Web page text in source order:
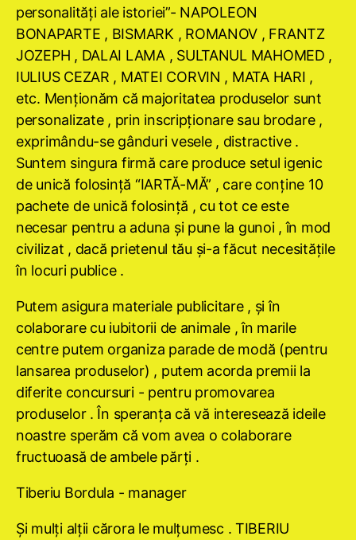
personalităţi ale istoriei”- NAPOLEON
BONAPARTE , BISMARK , ROMANOV , FRANTZ
JOZEPH , DALAI LAMA , SULTANUL MAHOMED ,
IULIUS CEZAR , MATEI CORVIN , MATA HARI ,
etc. Menţionăm că majoritatea produselor sunt
personalizate , prin inscripţionare sau brodare ,
exprimându-se gânduri vesele , distractive .
Suntem singura firmă care produce setul igenic
de unică folosinţă “IARTĂ-MĂ” , care conţine 10
pachete de unică folosinţă , cu tot ce este
necesar pentru a aduna şi pune la gunoi , în mod
civilizat , dacă prietenul tău şi-a făcut necesităţile
în locuri publice .
Putem asigura materiale publicitare , şi în
colaborare cu iubitorii de animale , în marile
centre putem organiza parade de modă (pentru
lansarea produselor) , putem acorda premii la
diferite concursuri - pentru promovarea
produselor . În speranţa că vă interesează ideile
noastre sperăm că vom avea o colaborare
fructuoasă de ambele părţi .
Tiberiu Bordula - manager
Şi mulţi alţii cărora le mulţumesc . TIBERIU